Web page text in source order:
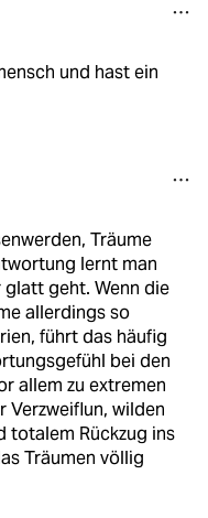
und hast ein
Träume
lernt man
geht. Wenn die
allerdings so
führt das häufig
bei den
allem zu extremen
Verzweiflun, wilden
totalem Rückzug ins
Träumen völlig